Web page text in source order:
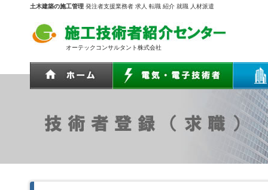
土木建築の施工管理 発注者支援業務者 求人 転職 紹介 就職 人材派遣
オーテックコンサルタント株式会社